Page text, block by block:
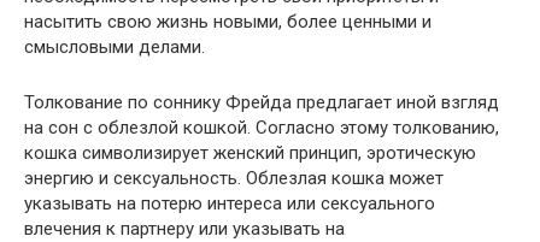
насытить свою жизнь новыми, более ценными и
смысловыми делами.
Толкование по соннику Фрейда предлагает иной взгляд
на сон с облезлой кошкой. Согласно этому толкованию,
кошка символизирует женский принцип, эротическую
энергию и сексуальность. Облезлая кошка может
указывать на потерю интереса или сексуального
влечения к партнеру или указывать на